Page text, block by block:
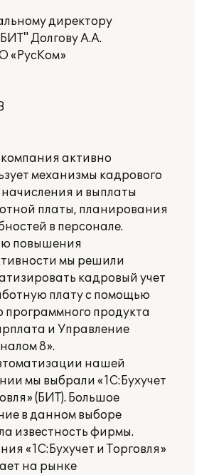
директору
Долгову А.А.
«РусКом»
активно
механизмы кадрового
начисления и выплаты
платы, планирования
в персонале.
повышения
мы решили
кадровый учет
плату с помощью
программного продукта
и Управление
8».
нашей
мы выбрали «1С:Бухучет
(БИТ). Большое
в данном выборе
известность фирмы.
«1С:Бухучет и Торговля»
на рынке